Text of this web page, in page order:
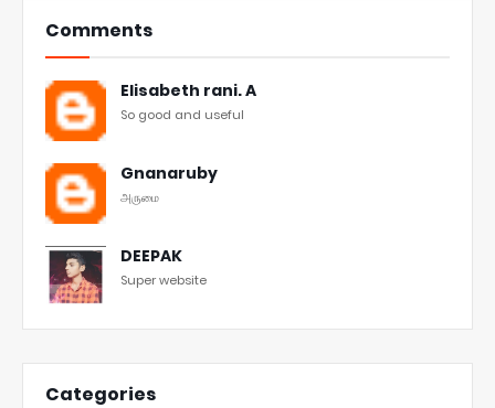
Comments
Elisabeth rani. A
So good and useful
Gnanaruby
அருமை
DEEPAK
Super website
Categories